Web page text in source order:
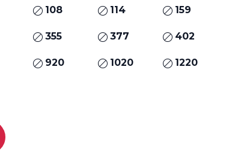
108 114 159
355 377 402
920 1020 1220